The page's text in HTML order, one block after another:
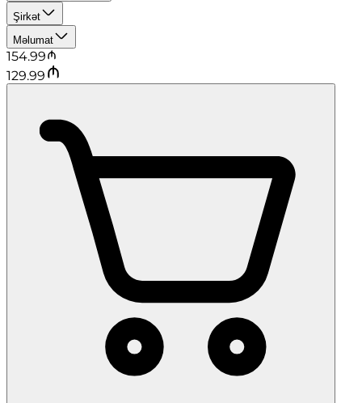
Şirkət
Məlumat
154.99
129.99